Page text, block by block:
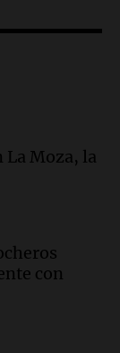
asma
SUBE y
Buenos
La Moza, la
con